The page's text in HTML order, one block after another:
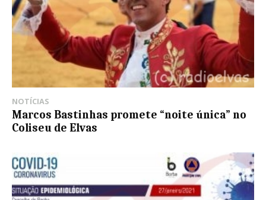
NOTÍCIAS
Marcos Bastinhas promete “noite única” no
Coliseu de Elvas